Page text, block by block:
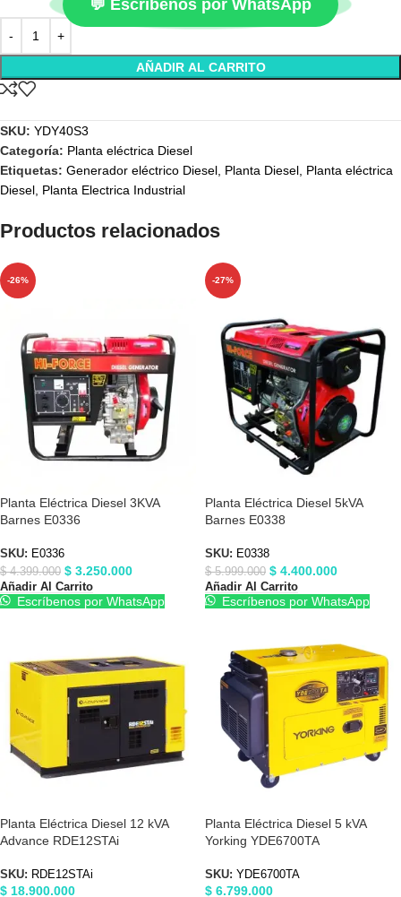
💬 Escríbenos por WhatsApp
AÑADIR AL CARRITO
SKU: YDY40S3
Categoría: Planta eléctrica Diesel
Etiquetas: Generador eléctrico Diesel, Planta Diesel, Planta eléctrica
Diesel, Planta Electrica Industrial
Productos relacionados
-26%
Planta Eléctrica Diesel 3KVA
Barnes E0336
SKU: E0336
$4.399.000 $ 3.250.000
Añadir Al Carrito
Escríbenos por WhatsApp
-27%
Planta Eléctrica Diesel 5kVA
Barnes E0338
SKU: E0338
$5.999.000 $ 4.400.000
Añadir Al Carrito
Escríbenos por WhatsApp
Planta Eléctrica Diesel 12 kVA
Advance RDE12STAi
SKU: RDE12STAi
$ 18.900.000
Planta Eléctrica Diesel 5 kVA
Yorking YDE6700TA
SKU: YDE6700TA
$ 6.799.000